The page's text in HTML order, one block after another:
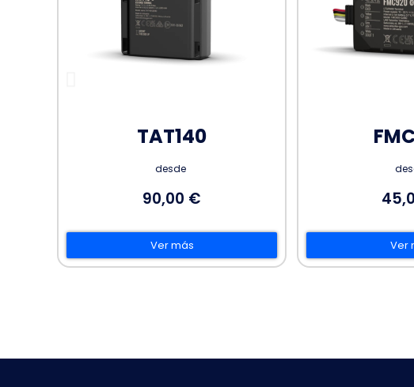
FMC920
desde
45,00 €
Ver más Ver